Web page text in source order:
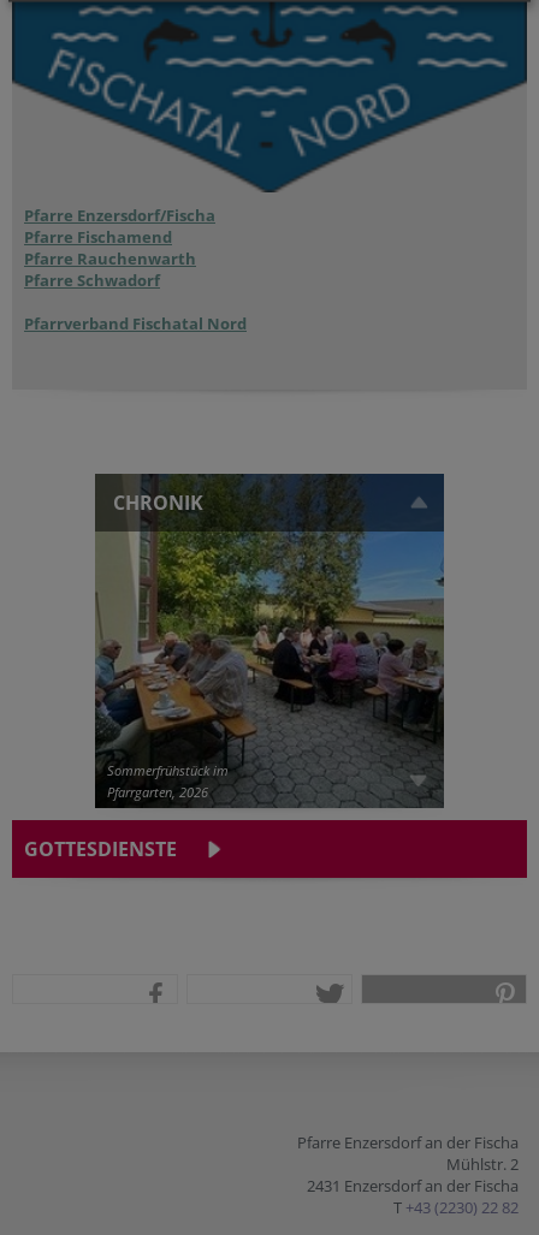
Pfarre Enzersdorf/Fischa
Pfarre Fischamend
Pfarre Rauchenwarth
Pfarre Schwadorf
Pfarrverband Fischatal Nord
CHRONIK
Sommerfrühstück im
Pfarrgarten, 2026
GOTTESDIENSTE
Pfarre Enzersdorf an der Fischa
Mühlstr. 2
2431 Enzersdorf an der Fischa
T +43 (2230) 22 82